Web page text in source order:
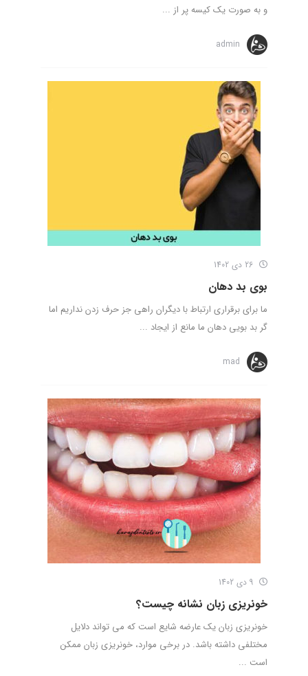
و به صورت یک کیسه پر از ...
admin
بوی بد دهان
ما برای برقراری ارتباط با دیگران راهی جز حرف زدن نداریم اما
گر بد بویی دهان ما مانع از ایجاد ...
mad
خونریزی زبان نشانه چیست؟
خونریزی زبان یک عارضه شایع است که می تواند دلایل
مختلفی داشته باشد. در برخی موارد، خونریزی زبان ممکن
است ...